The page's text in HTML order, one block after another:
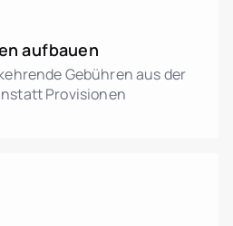
aufbauen
Gebühren aus der
Provisionen